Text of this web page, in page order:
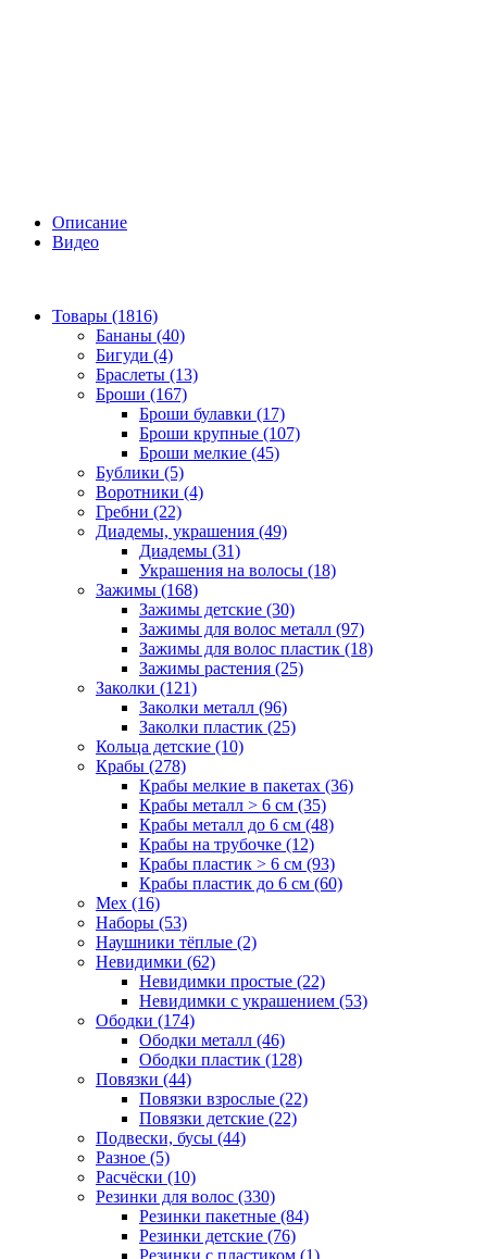
Описание
Видео
Товары (1816)
Бананы (40)
Бигуди (4)
Браслеты (13)
Броши (167)
Броши булавки (17)
Броши крупные (107)
Броши мелкие (45)
Бублики (5)
Воротники (4)
Гребни (22)
Диадемы, украшения (49)
Диадемы (31)
Украшения на волосы (18)
Зажимы (168)
Зажимы детские (30)
Зажимы для волос металл (97)
Зажимы для волос пластик (18)
Зажимы растения (25)
Заколки (121)
Заколки металл (96)
Заколки пластик (25)
Кольца детские (10)
Крабы (278)
Крабы мелкие в пакетах (36)
Крабы металл > 6 см (35)
Крабы металл до 6 см (48)
Крабы на трубочке (12)
Крабы пластик > 6 см (93)
Крабы пластик до 6 см (60)
Мех (16)
Наборы (53)
Наушники тёплые (2)
Невидимки (62)
Невидимки простые (22)
Невидимки с украшением (53)
Ободки (174)
Ободки металл (46)
Ободки пластик (128)
Повязки (44)
Повязки взрослые (22)
Повязки детские (22)
Подвески, бусы (44)
Разное (5)
Расчёски (10)
Резинки для волос (330)
Резинки пакетные (84)
Резинки детские (76)
Резинки с пластиком (1)